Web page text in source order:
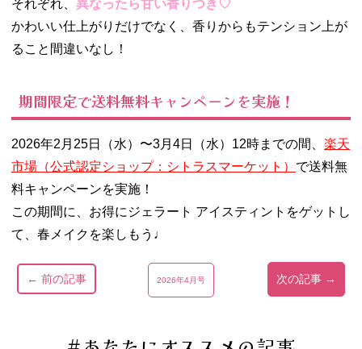
それぞれ、 異なったら甘い香りつき♡
かわいい仕上がりだけでなく、香りからもテンション上が
ること間違いなし！
期間限定で送料無料キャンペーンを実施！
2026年2月25日（水）〜3月4日（水）12時までの間、 楽天
市場（公式認定ショップ：シトラスマーケット） で送料無
料キャンペーンを実施！
この期間に、お得にジェラート アイスティントをゲットし
て、春メイクを楽しもう♩
← 前の記事 2026年4月号 次の記事 →